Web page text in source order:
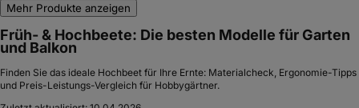
Mehr Produkte anzeigen
Früh- & Hochbeete: Die besten Modelle für Garten
und Balkon
Finden Sie das ideale Hochbeet für Ihre Ernte: Materialcheck, Ergonomie-Tipps
und Preis-Leistungs-Vergleich für Hobbygärtner.